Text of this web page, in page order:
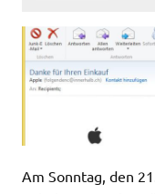
Am Sonntag, den